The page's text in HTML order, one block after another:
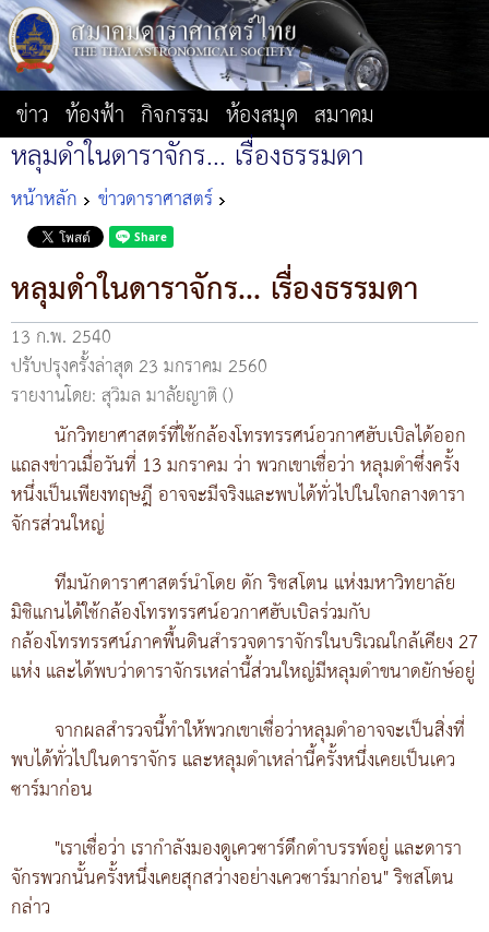
ข่าว ท้องฟ้า กิจกรรม ห้องสมุด สมาคม
หลุมดำในดาราจักร... เรื่องธรรมดา
หน้าหลัก ข่าวดาราศาสตร์
หลุมดำในดาราจักร... เรื่องธรรมดา
13 ก.พ. 2540
ปรับปรุงครั้งล่าสุด 23 มกราคม 2560
รายงานโดย: สุวิมล มาลัยญาติ ()
นักวิทยาศาสตร์ที่ใช้กล้องโทรทรรศน์อวกาศฮับเบิลได้ออก
แถลงข่าวเมื่อวันที่ 13 มกราคม ว่า พวกเขาเชื่อว่า หลุมดำซึ่งครั้ง
หนึ่งเป็นเพียงทฤษฎี อาจจะมีจริงและพบได้ทั่วไปในใจกลางดารา
จักรส่วนใหญ่
ทีมนักดาราศาสตร์นำโดย ดัก ริชสโตน แห่งมหาวิทยาลัย
มิชิแกนได้ใช้กล้องโทรทรรศน์อวกาศฮับเบิลร่วมกับ
กล้องโทรทรรศน์ภาคพื้นดินสำรวจดาราจักรในบริเวณใกล้เคียง 27
แห่ง และได้พบว่าดาราจักรเหล่านี้ส่วนใหญ่มีหลุมดำขนาดยักษ์อยู่
จากผลสำรวจนี้ทำให้พวกเขาเชื่อว่าหลุมดำอาจจะเป็นสิ่งที่
พบได้ทั่วไปในดาราจักร และหลุมดำเหล่านี้ครั้งหนึ่งเคยเป็นเคว
ซาร์มาก่อน
"เราเชื่อว่า เรากำลังมองดูเควซาร์ดึกดำบรรพ์อยู่ และดารา
จักรพวกนั้นครั้งหนึ่งเคยสุกสว่างอย่างเควซาร์มาก่อน" ริชสโตน
กล่าว